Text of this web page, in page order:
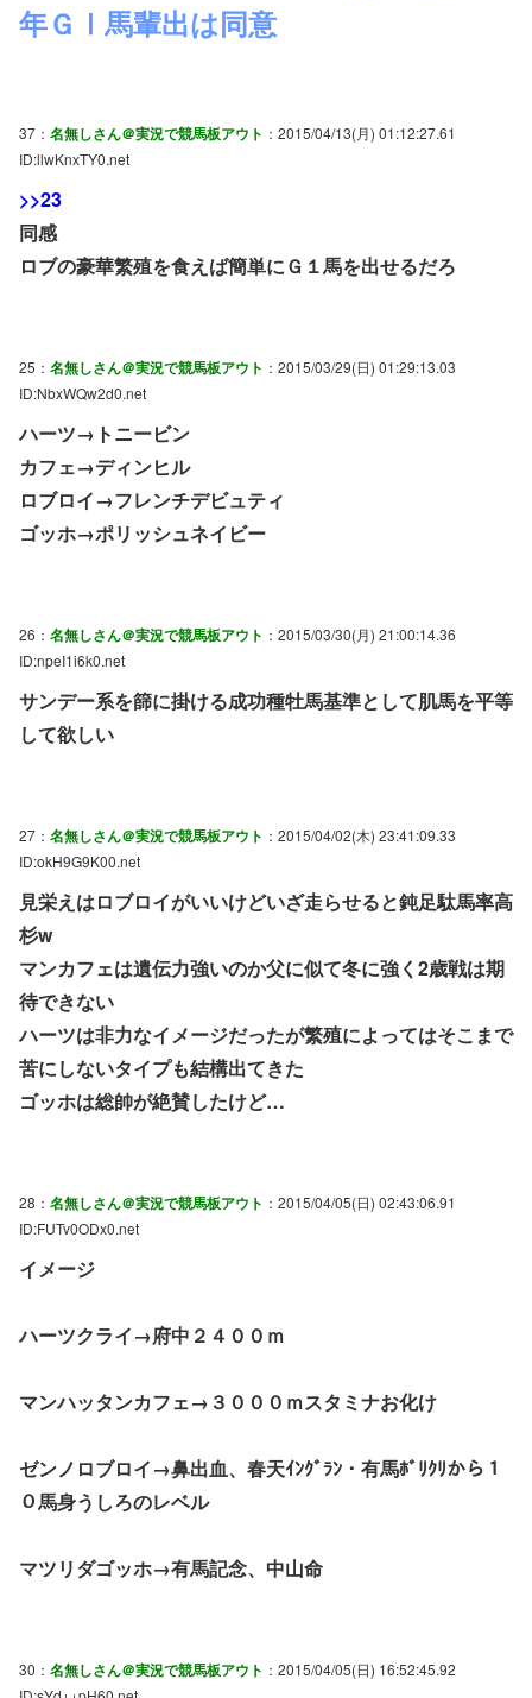
年ＧⅠ馬輩出は同意
37： 名無しさん＠実況で競馬板アウト ：2015/04/13(月) 01:12:27.61
ID:llwKnxTY0.net
>>23
同感
ロブの豪華繁殖を食えば簡単にＧ１馬を出せるだろ
25： 名無しさん＠実況で競馬板アウト ：2015/03/29(日) 01:29:13.03
ID:NbxWQw2d0.net
ハーツ→トニービン
カフェ→ディンヒル
ロブロイ→フレンチデビュティ
ゴッホ→ポリッシュネイビー
26： 名無しさん＠実況で競馬板アウト ：2015/03/30(月) 21:00:14.36
ID:npeI1i6k0.net
サンデー系を篩に掛ける成功種牡馬基準として肌馬を平等
して欲しい
27： 名無しさん＠実況で競馬板アウト ：2015/04/02(木) 23:41:09.33
ID:okH9G9K00.net
見栄えはロブロイがいいけどいざ走らせると鈍足駄馬率高
杉w
マンカフェは遺伝力強いのか父に似て冬に強く2歳戦は期
待できない
ハーツは非力なイメージだったが繁殖によってはそこまで
苦にしないタイプも結構出てきた
ゴッホは総帥が絶賛したけど…
28： 名無しさん＠実況で競馬板アウト ：2015/04/05(日) 02:43:06.91
ID:FUTv0ODx0.net
イメージ
ハーツクライ→府中２４００ｍ
マンハッタンカフェ→３０００ｍスタミナお化け
ゼンノロブロイ→鼻出血、春天ｲﾝｸﾞﾗﾝ・有馬ﾎﾞﾘｸﾘから１
０馬身うしろのレベル
マツリダゴッホ→有馬記念、中山命
30： 名無しさん＠実況で競馬板アウト ：2015/04/05(日) 16:52:45.92